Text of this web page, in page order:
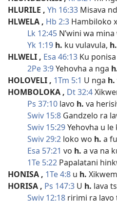
HLURILE , Yh 16:33 Misava
HLWELA , Hb 2:3 Hambiloko
Lk 12:45 N’wini wa mina
Yk 1:19 h. ku vulavula, h.
HLWELI , Esa 46:13 Ku
2Pe 3:9Yehovha a nga
HOLOVELI , 1Tm 5:1 U nga h.
HOMBOLOKA , Dt 32:4
Ps 37:10 lavo h. va
Swiv 15:8 Gandzelo ra
Swiv 15:29Yehovha u
Swiv 29:2 loko wo h. a
Esa 57:21 vo h. a va na
1Te 5:22 Papalatani
HONISA , 1Te 4:8 u h.
HORISA , Ps 147:3 U h. lava
Swiv 12:18 ririmi ra lavo